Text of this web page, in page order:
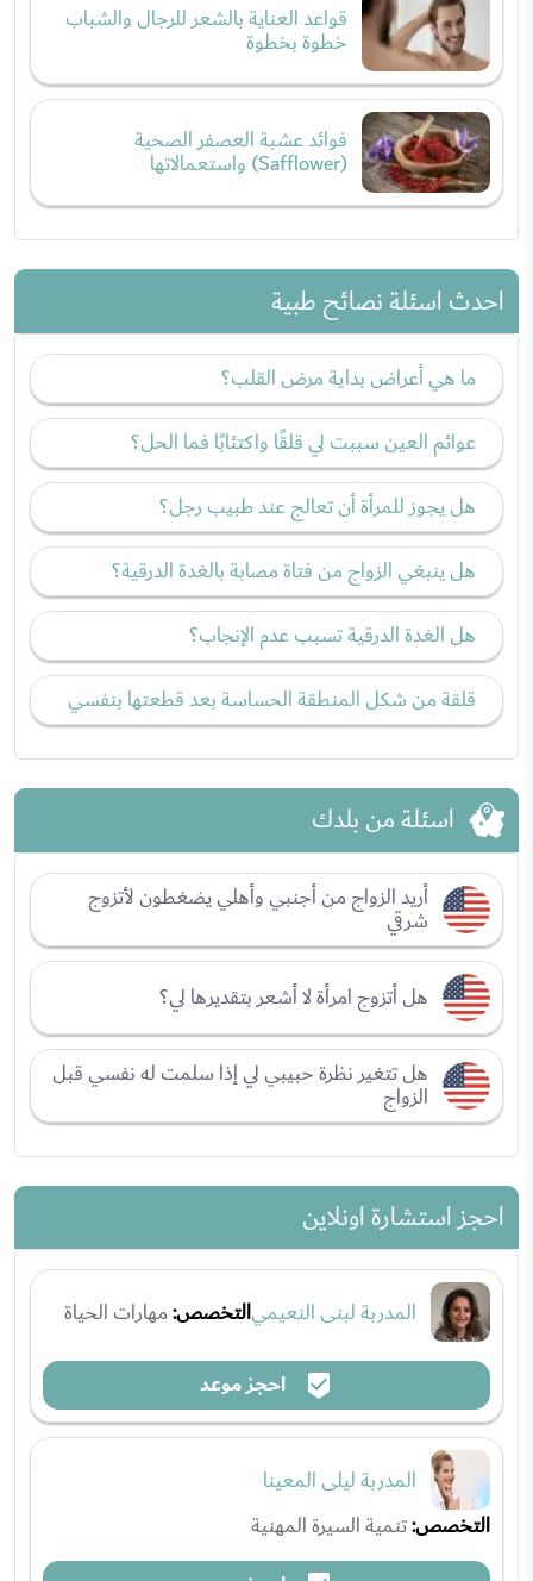
قواعد العناية بالشعر للرجال والشباب
خطوة بخطوة
فوائد عشبة العصفر الصحية
(Safflower) واستعمالاتها
احدث اسئلة نصائح طبية
ما هي أعراض بداية مرض القلب؟
عوائم العين سببت لي قلقًا واكتئابًا فما الحل؟
هل يجوز للمرأة أن تعالج عند طبيب رجل؟
هل ينبغي الزواج من فتاة مصابة بالغدة الدرقية؟
هل الغدة الدرقية تسبب عدم الإنجاب؟
قلقة من شكل المنطقة الحساسة بعد قطعتها بنفسي
اسئلة من بلدك
أريد الزواج من أجنبي وأهلي يضغطون لأتزوج
شرقي
هل أتزوج امرأة لا أشعر بتقديرها لي؟
هل تتغير نظرة حبيبي لي إذا سلمت له نفسي قبل
الزواج
احجز استشارة اونلاين
المدربة لبنى النعيميالتخصص:مهارات الحياة
احجز موعد
المدربة ليلى المعينا
التخصص:تنمية السيرة المهنية